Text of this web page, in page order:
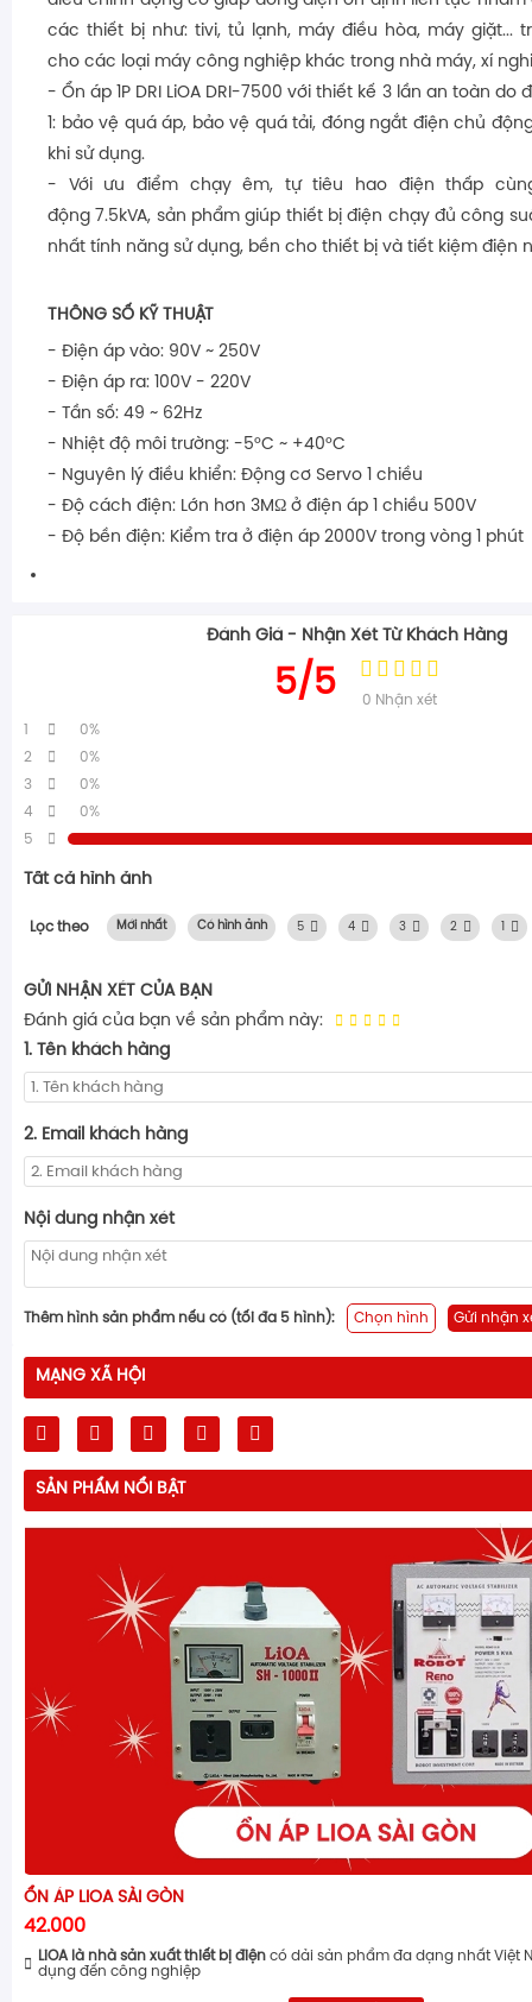
các thiết bị như: tivi, tủ lạnh, máy điều hòa, máy giặt...
cho các loại máy công nghiệp khác trong nhà máy, xí
- Ổn áp 1P DRI LiOA DRI-7500 với thiết kế 3 lần an toàn do
1: bảo vệ quá áp, bảo vệ quá tải, đóng ngắt điện chủ
khi sử dụng.
- Với ưu điểm chạy êm, tự tiêu hao điện thấp
động 7.5kVA, sản phẩm giúp thiết bị điện chạy đủ công
nhất tính năng sử dụng, bền cho thiết bị và tiết kiệm điện
THÔNG SỐ KỸ THUẬT
- Điện áp vào: 90V ~ 250V
- Điện áp ra: 100V - 220V
- Tần số: 49 ~ 62Hz
- Nhiệt độ môi trường: -5°C ~ +40°C
- Nguyên lý điều khiển: Động cơ Servo 1 chiều
- Độ cách điện: Lớn hơn 3MΩ ở điện áp 1 chiều 500V
- Độ bền điện: Kiểm tra ở điện áp 2000V trong vòng 1 phút
Đánh Giá - Nhận Xét Từ Khách Hàng
5/5 0 Nhận xét
1
0%
2
0%
3
0%
4
0%
5
Tất cả hình ảnh
Lọc theo Mới nhất Có hình ảnh 5 4 3 2
GỬI NHẬN XÉT CỦA BẠN
Đánh giá của bạn về sản phẩm này:
1. Tên khách hàng
2. Email khách hàng
Nội dung nhận xét
Thêm hình sản phẩm nếu có (tối đa 5 hình): Chọn hình Gửi nhận
MẠNG XÃ HỘI
SẢN PHẨM NỔI BẬT
ỔN ÁP LIOA SÀI GÒN
42.000
LiOA là nhà sản xuất thiết bị điện có dải sản phẩm đa dạng nhất Việt
dụng đến công nghiệp